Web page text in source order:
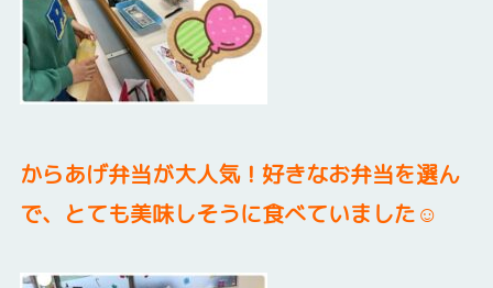
からあげ弁当が大人気！好きなお弁当を選ん
で、とても美味しそうに食べていました☺